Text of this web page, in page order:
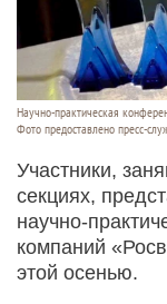
Научно-практическая
Фото предоставлено пресс-
Участники,
секциях,
научно-
компаний
этой осенью.